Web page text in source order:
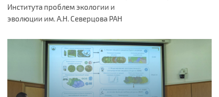
Института проблем экологии и
эволюции им. А.Н. Северцова РАН